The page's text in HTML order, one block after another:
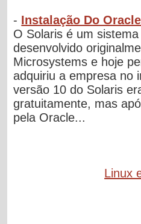
- Instalação Do
O Solaris é um
desenvolvido
Microsystems e hoje
adquiriu a empresa no
versão 10 do Solaris
gratuitamente, mas
pela Oracle...
Linux